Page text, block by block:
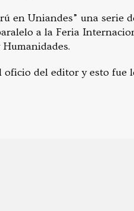
en Uniandes” una serie
a la Feria
del editor y esto fue